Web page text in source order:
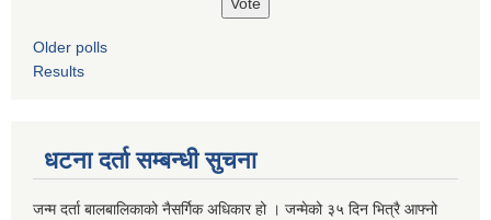
Older polls
Results
धटना दर्ता सम्बन्धी सुचना
जन्म दर्ता बालबालिकाको नैसर्गिक अधिकार हो । जन्मेको ३५ दिन भित्रै आफ्नो